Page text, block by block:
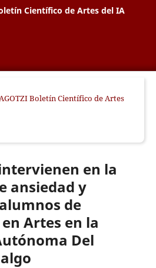
Científico de Artes del IA
Boletín Científico de Artes
en la
ansiedad y
de
Artes en la
Del